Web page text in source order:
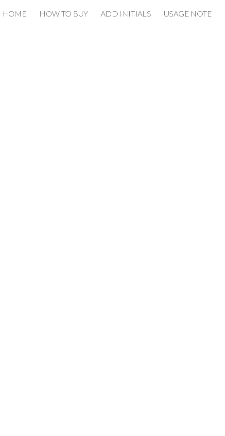
Skip to navigation
HOME HOW TO BUY ADD INITIALS USAGE NOTE